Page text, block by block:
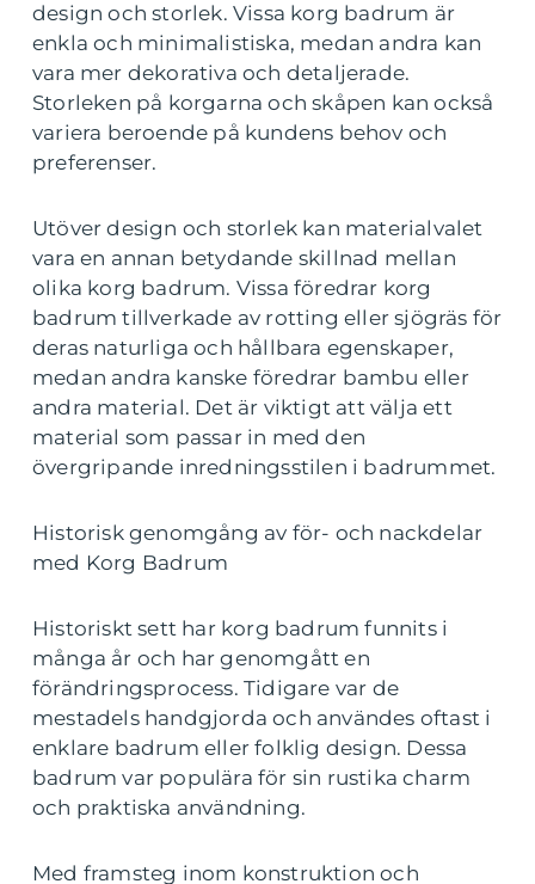
design och storlek. Vissa korg badrum är
enkla och minimalistiska, medan andra kan
vara mer dekorativa och detaljerade.
Storleken på korgarna och skåpen kan också
variera beroende på kundens behov och
preferenser.
Utöver design och storlek kan materialvalet
vara en annan betydande skillnad mellan
olika korg badrum. Vissa föredrar korg
badrum tillverkade av rotting eller sjögräs för
deras naturliga och hållbara egenskaper,
medan andra kanske föredrar bambu eller
andra material. Det är viktigt att välja ett
material som passar in med den
övergripande inredningsstilen i badrummet.
Historisk genomgång av för- och nackdelar
med Korg Badrum
Historiskt sett har korg badrum funnits i
många år och har genomgått en
förändringsprocess. Tidigare var de
mestadels handgjorda och användes oftast i
enklare badrum eller folklig design. Dessa
badrum var populära för sin rustika charm
och praktiska användning.
Med framsteg inom konstruktion och